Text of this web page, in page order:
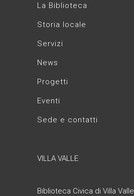
La Biblioteca
Storia locale
Servizi
News
Progetti
Eventi
Sede e contatti
VILLA VALLE
Biblioteca Civica di Villa Valle